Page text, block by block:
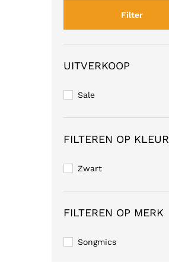
Filter
UITVERKOOP
Sale
FILTEREN OP KLEUR
Zwart
FILTEREN OP MERK
Songmics